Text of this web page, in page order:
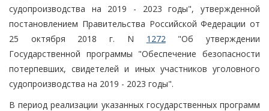
судопроизводства на 2019 - 2023 годы", утвержденной
постановлением Правительства Российской Федерации от
25 октября 2018 г. N 1272 "Об утверждении
Государственной программы "Обеспечение безопасности
потерпевших, свидетелей и иных участников уголовного
судопроизводства на 2019 - 2023 годы".
В период реализации указанных государственных программ